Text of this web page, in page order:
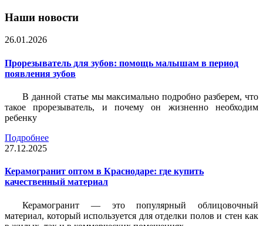
Наши новости
26.01.2026
Прорезыватель для зубов: помощь малышам в период
появления зубов
В данной статье мы максимально подробно разберем, что
такое прорезыватель, и почему он жизненно необходим
ребенку
Подробнее
27.12.2025
Керамогранит оптом в Краснодаре: где купить
качественный материал
Керамогранит — это популярный облицовочный
материал, который используется для отделки полов и стен как